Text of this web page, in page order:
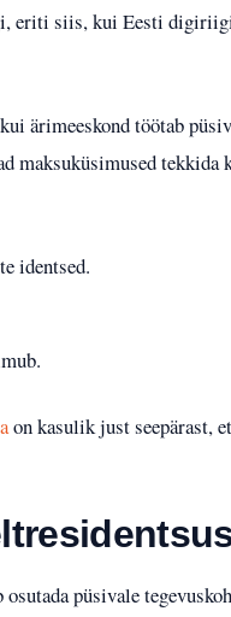
eriti siis, kui Eesti
ärimeeskond töötab
tekkida
identsed.
on kasulik just seepärast,
püsivale